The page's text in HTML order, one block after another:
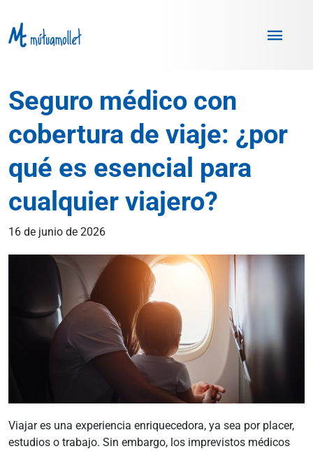
Seguro médico con
cobertura de viaje: ¿por
qué es esencial para
cualquier viajero?
16 de junio de 2026
Viajar es una experiencia enriquecedora, ya sea por placer,
estudios o trabajo. Sin embargo, los imprevistos médicos